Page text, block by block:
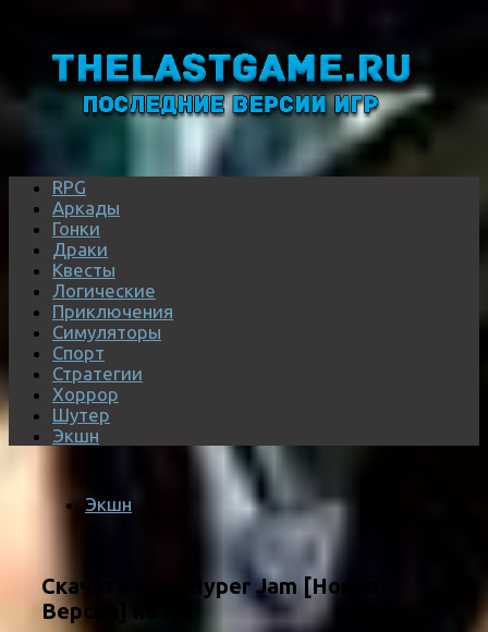
RPG
Аркады
Гонки
Драки
Квесты
Логические
Приключения
Симуляторы
Спорт
Стратегии
Хоррор
Шутер
Экшн
Экшн
Скачать игру Hyper Jam [Новая
Версия] на ПК